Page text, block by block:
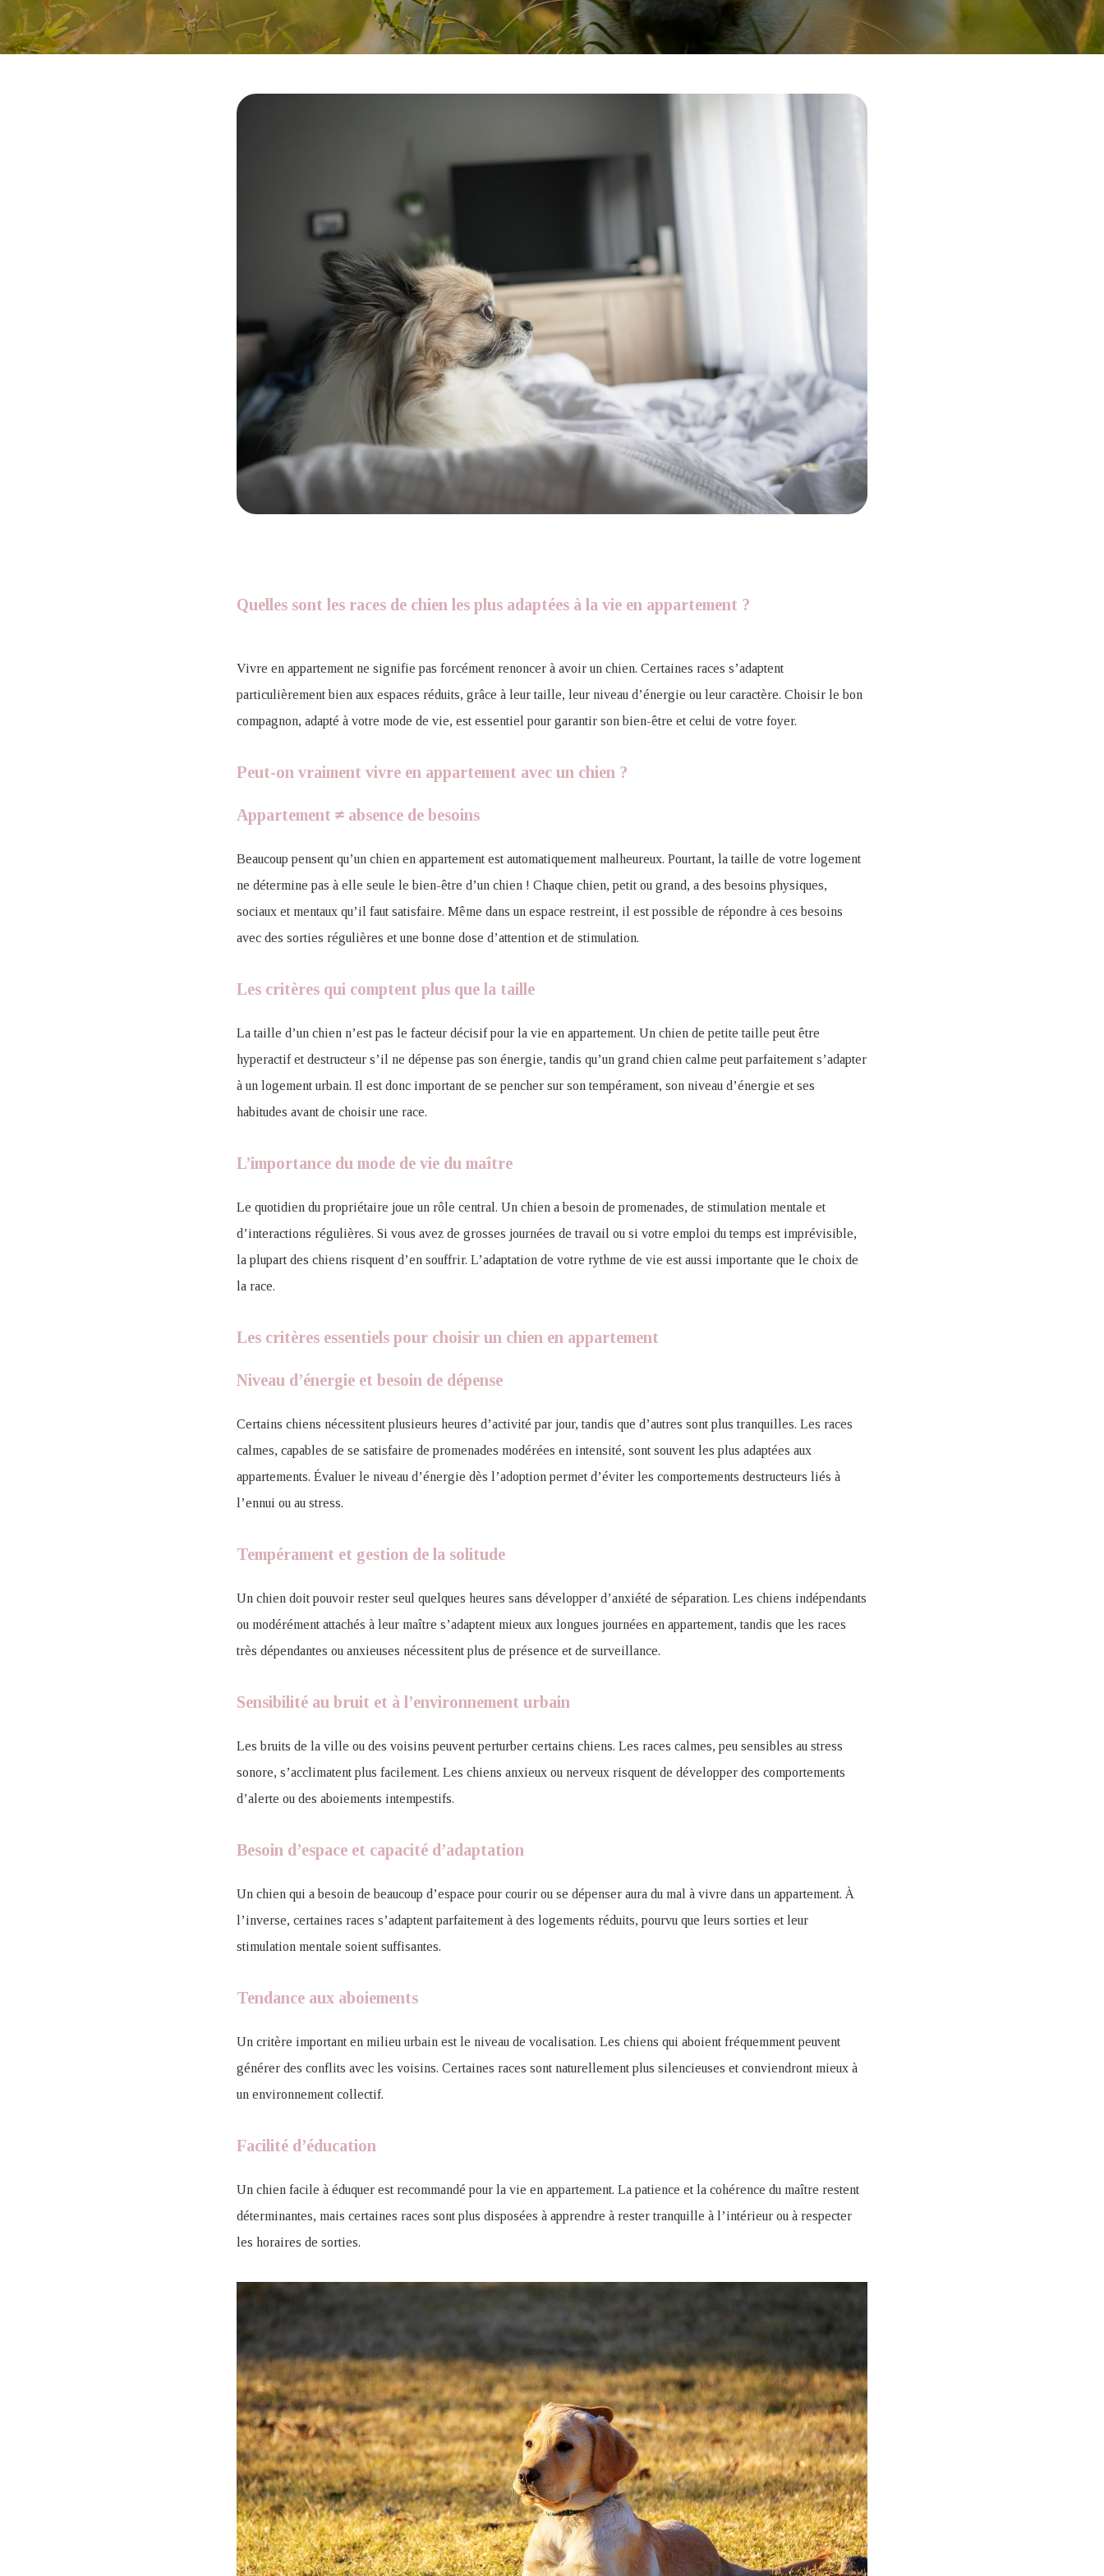
Quelles sont les races de chien les plus adaptées à la vie en appartement ?
Vivre en appartement ne signifie pas forcément renoncer à avoir un chien. Certaines races s’adaptent
particulièrement bien aux espaces réduits, grâce à leur taille, leur niveau d’énergie ou leur caractère. Choisir le bon
compagnon, adapté à votre mode de vie, est essentiel pour garantir son bien-être et celui de votre foyer.
Peut-on vraiment vivre en appartement avec un chien ?
Appartement ≠ absence de besoins
Beaucoup pensent qu’un chien en appartement est automatiquement malheureux. Pourtant, la taille de votre logement
ne détermine pas à elle seule le bien-être d’un chien ! Chaque chien, petit ou grand, a des besoins physiques,
sociaux et mentaux qu’il faut satisfaire. Même dans un espace restreint, il est possible de répondre à ces besoins
avec des sorties régulières et une bonne dose d’attention et de stimulation.
Les critères qui comptent plus que la taille
La taille d’un chien n’est pas le facteur décisif pour la vie en appartement. Un chien de petite taille peut être
hyperactif et destructeur s’il ne dépense pas son énergie, tandis qu’un grand chien calme peut parfaitement s’adapter
à un logement urbain. Il est donc important de se pencher sur son tempérament, son niveau d’énergie et ses
habitudes avant de choisir une race.
L’importance du mode de vie du maître
Le quotidien du propriétaire joue un rôle central. Un chien a besoin de promenades, de stimulation mentale et
d’interactions régulières. Si vous avez de grosses journées de travail ou si votre emploi du temps est imprévisible,
la plupart des chiens risquent d’en souffrir. L’adaptation de votre rythme de vie est aussi importante que le choix de
la race.
Les critères essentiels pour choisir un chien en appartement
Niveau d’énergie et besoin de dépense
Certains chiens nécessitent plusieurs heures d’activité par jour, tandis que d’autres sont plus tranquilles. Les races
calmes, capables de se satisfaire de promenades modérées en intensité, sont souvent les plus adaptées aux
appartements. Évaluer le niveau d’énergie dès l’adoption permet d’éviter les comportements destructeurs liés à
l’ennui ou au stress.
Tempérament et gestion de la solitude
Un chien doit pouvoir rester seul quelques heures sans développer d’anxiété de séparation. Les chiens indépendants
ou modérément attachés à leur maître s’adaptent mieux aux longues journées en appartement, tandis que les races
très dépendantes ou anxieuses nécessitent plus de présence et de surveillance.
Sensibilité au bruit et à l’environnement urbain
Les bruits de la ville ou des voisins peuvent perturber certains chiens. Les races calmes, peu sensibles au stress
sonore, s’acclimatent plus facilement. Les chiens anxieux ou nerveux risquent de développer des comportements
d’alerte ou des aboiements intempestifs.
Besoin d’espace et capacité d’adaptation
Un chien qui a besoin de beaucoup d’espace pour courir ou se dépenser aura du mal à vivre dans un appartement. À
l’inverse, certaines races s’adaptent parfaitement à des logements réduits, pourvu que leurs sorties et leur
stimulation mentale soient suffisantes.
Tendance aux aboiements
Un critère important en milieu urbain est le niveau de vocalisation. Les chiens qui aboient fréquemment peuvent
générer des conflits avec les voisins. Certaines races sont naturellement plus silencieuses et conviendront mieux à
un environnement collectif.
Facilité d’éducation
Un chien facile à éduquer est recommandé pour la vie en appartement. La patience et la cohérence du maître restent
déterminantes, mais certaines races sont plus disposées à apprendre à rester tranquille à l’intérieur ou à respecter
les horaires de sorties.